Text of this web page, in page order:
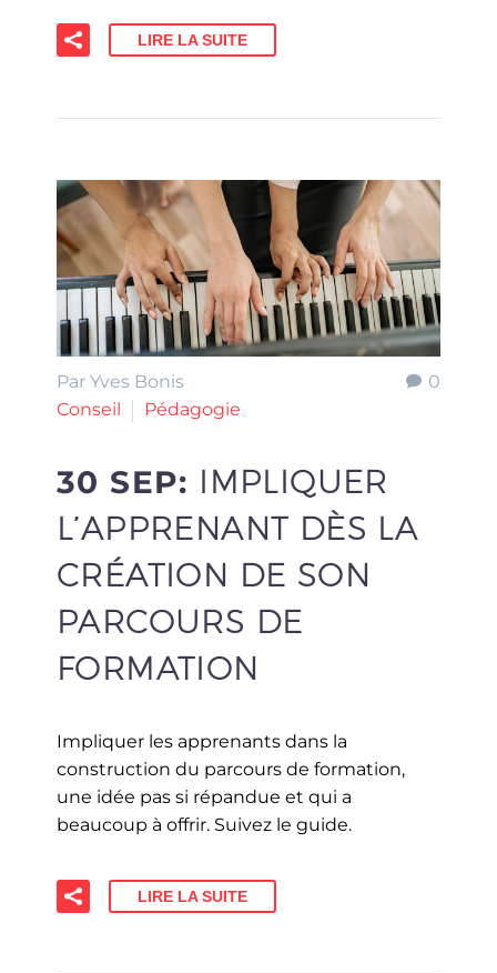
LIRE LA SUITE
0
Par Yves Bonis
Conseil
Pédagogie
30 SEP: IMPLIQUER
L’APPRENANT DÈS LA
CRÉATION DE SON
PARCOURS DE
FORMATION
Impliquer les apprenants dans la
construction du parcours de formation,
une idée pas si répandue et qui a
beaucoup à offrir. Suivez le guide.
LIRE LA SUITE